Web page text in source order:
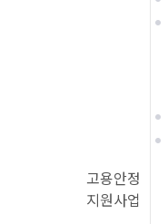
고용안정
지원사업